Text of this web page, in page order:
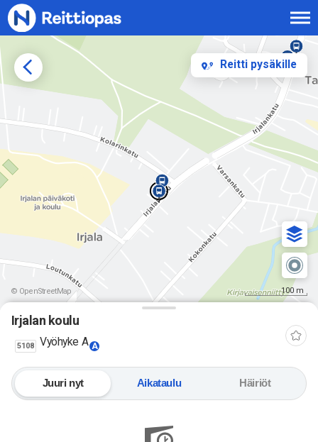
Siirry sisältöön
Reitti pysäkille
© OpenStreetMap 100 m
Irjalan koulu
5108 Vyöhyke A A
Juuri nyt Aikataulu Häiriöt